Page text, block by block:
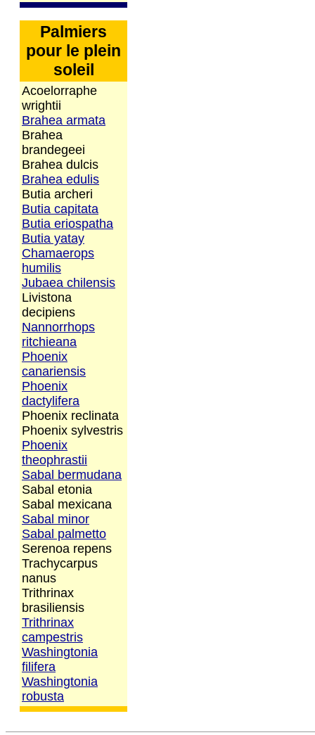
Palmiers
pour le plein
soleil
Acoelorraphe
wrightii
Brahea armata
Brahea
brandegeei
Brahea dulcis
Brahea edulis
Butia archeri
Butia capitata
Butia eriospatha
Butia yatay
Chamaerops
humilis
Jubaea chilensis
Livistona
decipiens
Nannorrhops
ritchieana
Phoenix
canariensis
Phoenix
dactylifera
Phoenix reclinata
Phoenix sylvestris
Phoenix
theophrastii
Sabal bermudana
Sabal etonia
Sabal mexicana
Sabal minor
Sabal palmetto
Serenoa repens
Trachycarpus
nanus
Trithrinax
brasiliensis
Trithrinax
campestris
Washingtonia
filifera
Washingtonia
robusta